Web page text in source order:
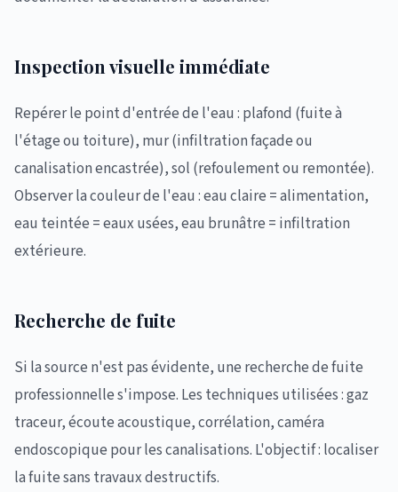
Inspection visuelle immédiate
Repérer le point d'entrée de l'eau : plafond (fuite à
l'étage ou toiture), mur (infiltration façade ou
canalisation encastrée), sol (refoulement ou remontée).
Observer la couleur de l'eau : eau claire = alimentation,
eau teintée = eaux usées, eau brunâtre = infiltration
extérieure.
Recherche de fuite
Si la source n'est pas évidente, une recherche de fuite
professionnelle s'impose. Les techniques utilisées : gaz
traceur, écoute acoustique, corrélation, caméra
endoscopique pour les canalisations. L'objectif : localiser
la fuite sans travaux destructifs.